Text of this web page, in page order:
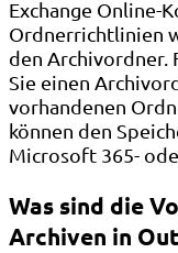
Exchange Online-
Ordnerrichtlinien
den Archivordner.
Sie einen
vorhandenen
können den
Microsoft 365-
Was sind die
Archiven in